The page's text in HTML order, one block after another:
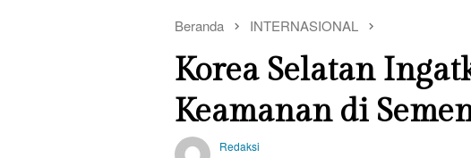
Beranda INTERNASIONAL
Korea Selatan
Keamanan di
Redaksi